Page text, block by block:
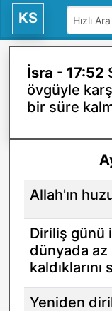
KS
İsra - 17:52
övgüyle
bir süre
Allah'ın
Diriliş günü
dünyada
kaldıklarını
Yeniden